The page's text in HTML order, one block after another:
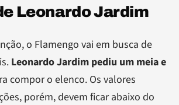
Leonardo Jardim
o Flamengo vai em busca de
Leonardo Jardim pediu um meia e
compor o elenco. Os valores
porém, devem ficar abaixo do